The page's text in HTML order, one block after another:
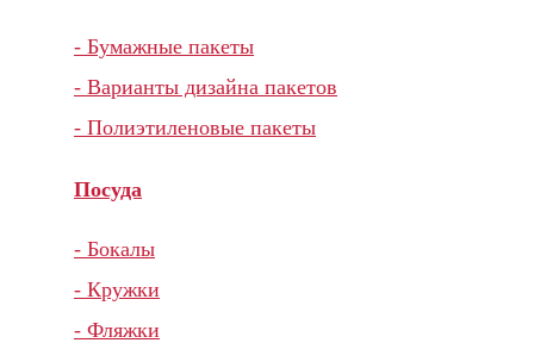
- Бумажные пакеты
- Варианты дизайна пакетов
- Полиэтиленовые пакеты
Посуда
- Бокалы
- Кружки
- Фляжки